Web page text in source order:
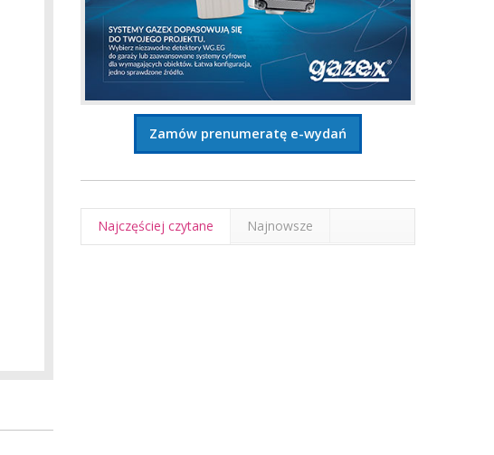
Zamów prenumeratę e-wydań
Najczęściej czytane Najnowsze